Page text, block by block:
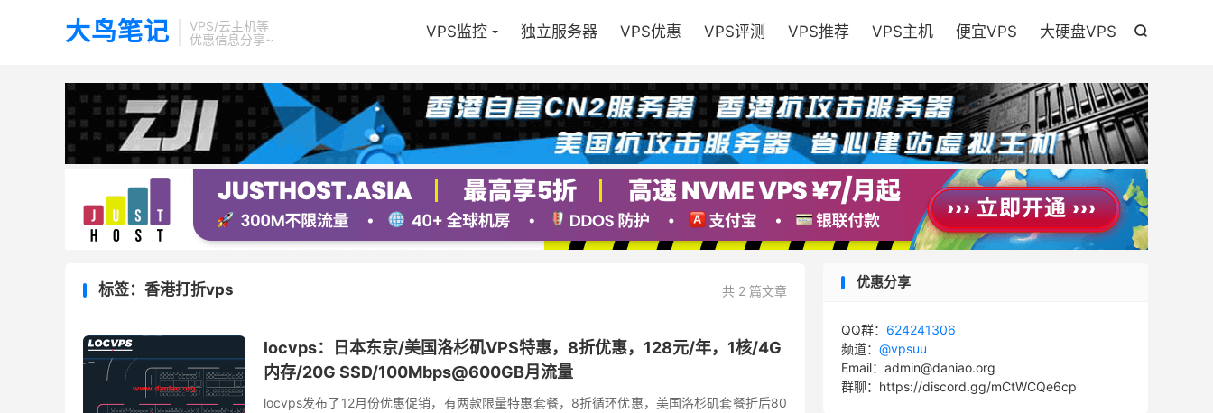
大鸟笔记
VPS/云主机等
优惠信息分享~

VPS监控 独立服务器 VPS优惠 VPS评测 VPS推荐 VPS主机 便宜VPS 大硬盘VPS
共 2 篇文章
标签：香港打折vps
locvps：日本东京/美国洛杉矶VPS特惠，8折优惠，128元/年，1核/4G
内存/20G SSD/100Mbps@600GB月流量
locvps发布了12月份优惠促销，有两款限量特惠套餐，8折循环优惠，美国洛杉矶套餐折后80
优惠分享
QQ群： 624241306
频道： @vpsuu
Email：admin@daniao.org
群聊：https://discord.gg/mCtWCQe6cp